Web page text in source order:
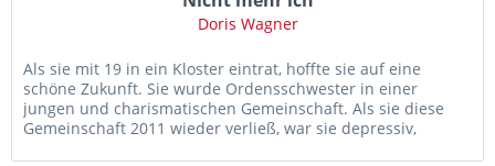
Doris Wagner
Als sie mit 19 in ein Kloster eintrat, hoffte sie auf eine
schöne Zukunft. Sie wurde Ordensschwester in einer
jungen und charismatischen Gemeinschaft. Als sie diese
Gemeinschaft 2011 wieder verließ, war sie depressiv,